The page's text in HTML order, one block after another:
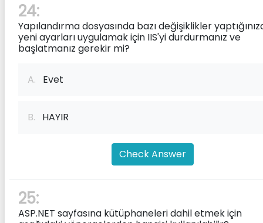
24:
Yapılandırma dosyasında bazı değişiklikler
yeni ayarları uygulamak için IIS'yi durdurmanız ve
başlatmanız gerekir mi?
A. Evet
B. HAYIR
Check Answer
25:
ASP.NET sayfasına kütüphaneleri dahil etmek için